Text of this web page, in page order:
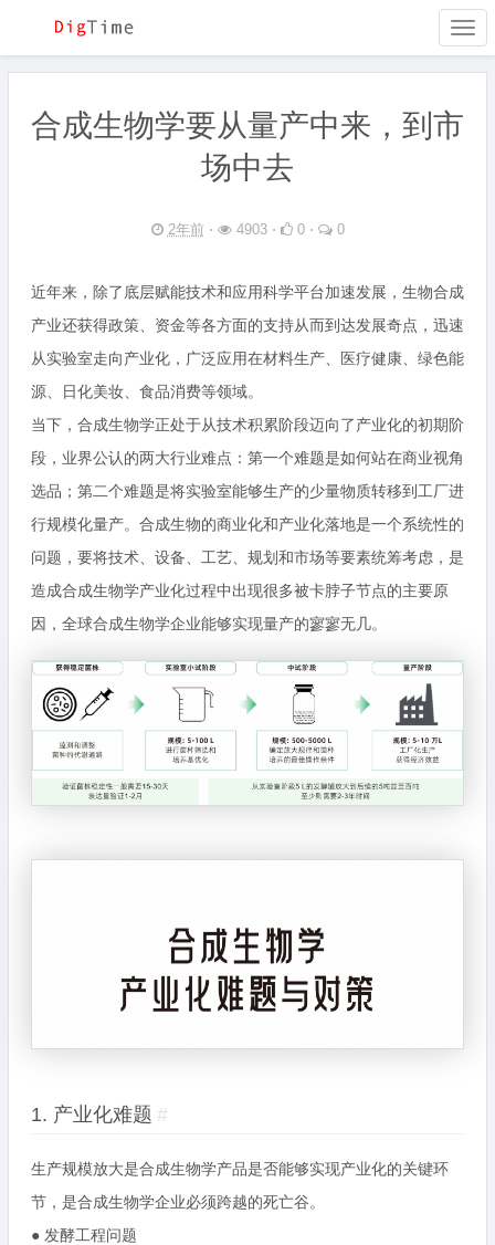
合成生物学要从量产中来，到市
场中去
2年前 ⋅ 4903 ⋅ 0 ⋅ 0
近年来，除了底层赋能技术和应用科学平台加速发展，生物合成
产业还获得政策、资金等各方面的支持从而到达发展奇点，迅速
从实验室走向产业化，广泛应用在材料生产、医疗健康、绿色能
源、日化美妆、食品消费等领域。
当下，合成生物学正处于从技术积累阶段迈向了产业化的初期阶
段，业界公认的两大行业难点：第一个难题是如何站在商业视角
选品；第二个难题是将实验室能够生产的少量物质转移到工厂进
行规模化量产。合成生物的商业化和产业化落地是一个系统性的
问题，要将技术、设备、工艺、规划和市场等要素统筹考虑，是
造成合成生物学产业化过程中出现很多被卡脖子节点的主要原
因，全球合成生物学企业能够实现量产的寥寥无几。
1. 产业化难题 #
生产规模放大是合成生物学产品是否能够实现产业化的关键环
节，是合成生物学企业必须跨越的死亡谷。
● 发酵工程问题